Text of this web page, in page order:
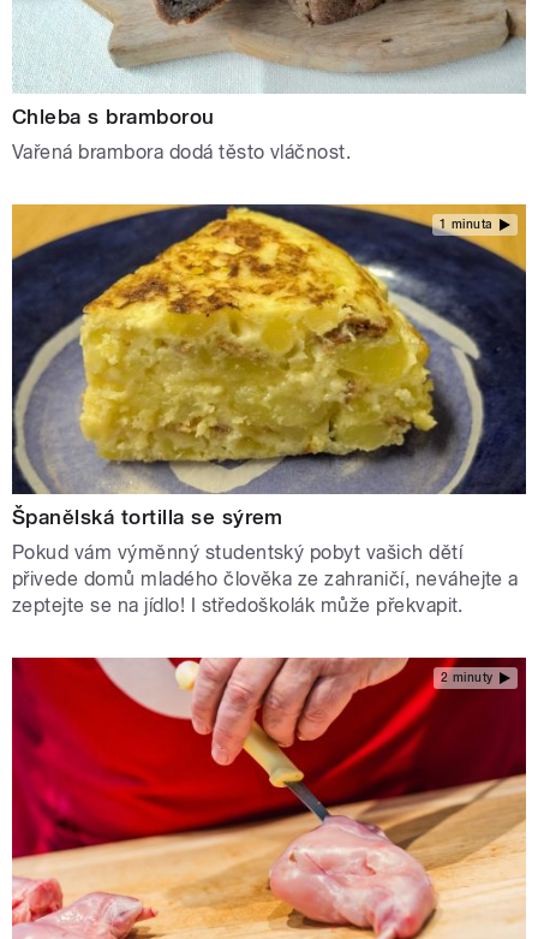
Chleba s bramborou
Vařená brambora dodá těsto vláčnost.
1 minuta
Španělská tortilla se sýrem
Pokud vám výměnný studentský pobyt vašich dětí
přivede domů mladého člověka ze zahraničí, neváhejte a
zeptejte se na jídlo! I středoškolák může překvapit.
2 minuty